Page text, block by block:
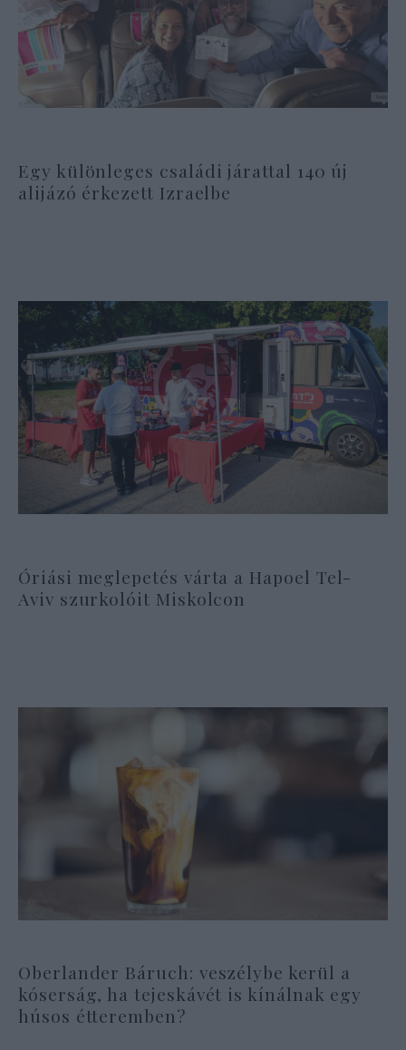
Egy különleges családi járattal 140 új
alijázó érkezett Izraelbe
Óriási meglepetés várta a Hapoel Tel-
Aviv szurkolóit Miskolcon
Oberlander Báruch: veszélybe kerül a
kóserság, ha tejeskávét is kínálnak egy
húsos étteremben?